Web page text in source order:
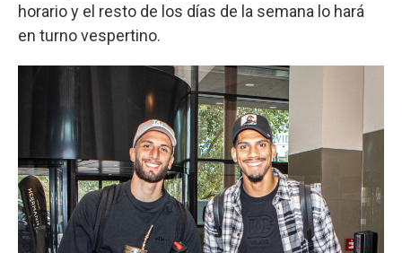
horario y el resto de los días de la semana lo hará
en turno vespertino.